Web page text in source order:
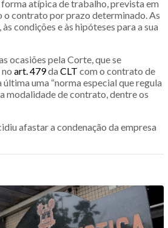
atípica de trabalho, prevista em
o contrato por prazo determinado. As
condições e às hipóteses para a sua
ocasiões pela Corte, que se
art. 479da CLT com o contrato de
última uma “norma especial que regula
modalidade de contrato, dentre os
afastar a condenação da empresa